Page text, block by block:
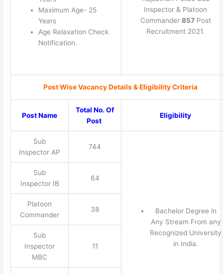
Maximum Age- 25
Years
Age Relaxation Check
Notification.
Inspector & Platoon
Commander 857Post
Recruitment 2021.
Post Wise Vacancy Details & Eligibility Criteria
Post Name
Total No. Of
Post
Eligibility
Sub
Inspector AP
744
Bachelor Degree in
Any Stream From any
Recognized University
in India.
Sub
Inspector IB
64
Platoon
Commander
38
Sub
Inspector
MBC
11